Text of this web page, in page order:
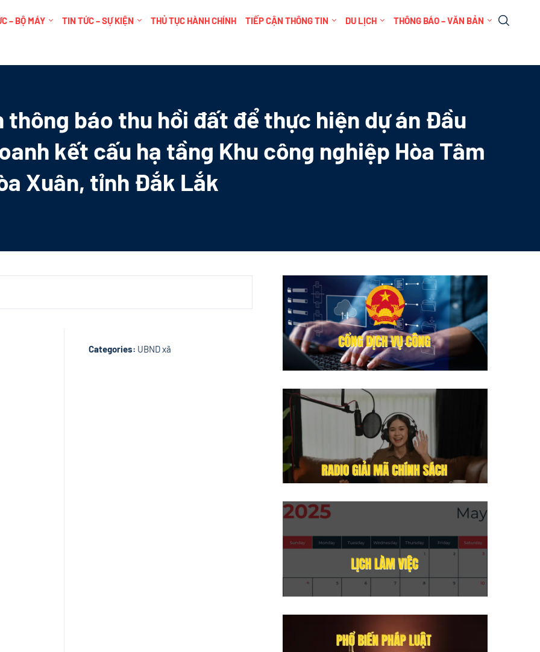
– BỘ MÁY TIN TỨC – SỰ KIỆN THỦ TỤC HÀNH CHÍNH TIẾP CẬN THÔNG TIN DU LỊCH THÔNG BÁO – VĂN BẢN
báo thu hồi đất để thực hiện dự án Đầu
kết cấu hạ tầng Khu công nghiệp Hòa Tâm
Xuân, tỉnh Đắk Lắk
Categories: UBND xã